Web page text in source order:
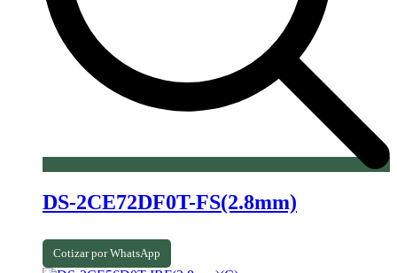
DS-2CE72DF0T-FS(2.8mm)
Cotizar por WhatsApp